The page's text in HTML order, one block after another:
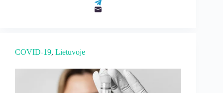
COVID-19, Lietuvoje